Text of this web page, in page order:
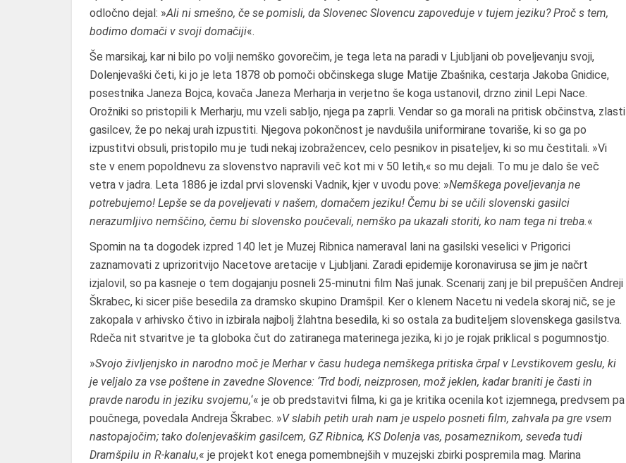
odločno dejal: »Ali ni smešno, če se pomisli, da Slovenec Slovencu zapoveduje v tujem jeziku? Proč s tem,
bodimo domači v svoji domačiji«.
Še marsikaj, kar ni bilo po volji nemško govorečim, je tega leta na paradi v Ljubljani ob poveljevanju svoji,
Dolenjevaški četi, ki jo je leta 1878 ob pomoči občinskega sluge Matije Zbašnika, cestarja Jakoba Gnidice,
posestnika Janeza Bojca, kovača Janeza Merharja in verjetno še koga ustanovil, drzno zinil Lepi Nace.
Orožniki so pristopili k Merharju, mu vzeli sabljo, njega pa zaprli. Vendar so ga morali na pritisk občinstva, zlasti
gasilcev, že po nekaj urah izpustiti. Njegova pokončnost je navdušila uniformirane tovariše, ki so ga po
izpustitvi obsuli, pristopilo mu je tudi nekaj izobražencev, celo pesnikov in pisateljev, ki so mu čestitali. »Vi
ste v enem popoldnevu za slovenstvo napravili več kot mi v 50 letih,« so mu dejali. To mu je dalo še več
vetra v jadra. Leta 1886 je izdal prvi slovenski Vadnik, kjer v uvodu pove: »Nemškega poveljevanja ne
potrebujemo! Lepše se da poveljevati v našem, domačem jeziku! Čemu bi se učili slovenski gasilci
nerazumljivo nemščino, čemu bi slovensko poučevali, nemško pa ukazali storiti, ko nam tega ni treba.«
Spomin na ta dogodek izpred 140 let je Muzej Ribnica nameraval lani na gasilski veselici v Prigorici
zaznamovati z uprizoritvijo Nacetove aretacije v Ljubljani. Zaradi epidemije koronavirusa se jim je načrt
izjalovil, so pa kasneje o tem dogajanju posneli 25-minutni film Naš junak. Scenarij zanj je bil prepuščen Andreji
Škrabec, ki sicer piše besedila za dramsko skupino Dramšpil. Ker o klenem Nacetu ni vedela skoraj nič, se je
zakopala v arhivsko čtivo in izbirala najbolj žlahtna besedila, ki so ostala za buditeljem slovenskega gasilstva.
Rdeča nit stvaritve je ta globoka čut do zatiranega materinega jezika, ki jo je rojak priklical s pogumnostjo.
»Svojo življenjsko in narodno moč je Merhar v času hudega nemškega pritiska črpal v Levstikovem geslu, ki
je veljalo za vse poštene in zavedne Slovence: ‘Trd bodi, neizprosen, mož jeklen, kadar braniti je časti in
pravde narodu in jeziku svojemu,‘« je ob predstavitvi filma, ki ga je kritika ocenila kot izjemnega, predvsem pa
poučnega, povedala Andreja Škrabec. »V slabih petih urah nam je uspelo posneti film, zahvala pa gre vsem
nastopajočim; tako dolenjevaškim gasilcem, GZ Ribnica, KS Dolenja vas, posameznikom, seveda tudi
Dramšpilu in R-kanalu,« je projekt kot enega pomembnejših v muzejski zbirki pospremila mag. Marina